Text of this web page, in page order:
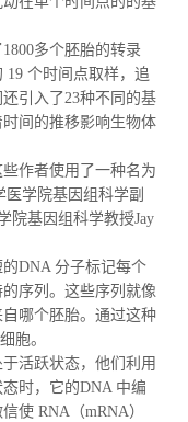
多个胚胎的转录
19 个时间点取样，追
引入了23种不同的基
间的推移影响生物体
作者使用了一种名为
医学院基因组科学副
院基因组科学教授Jay
DNA 分子标记每个
序列。这些序列就像
哪个胚胎。通过这种
胞。
活跃状态，他们利用
时，它的DNA 中编
使 RNA（mRNA）